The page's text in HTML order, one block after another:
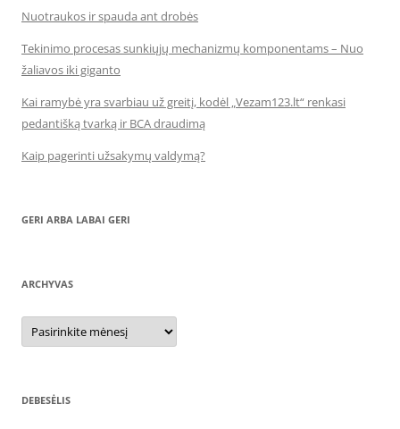
Nuotraukos ir spauda ant drobės
Tekinimo procesas sunkiųjų mechanizmų komponentams – Nuo
žaliavos iki giganto
Kai ramybė yra svarbiau už greitį, kodėl „Vezam123.lt“ renkasi
pedantišką tvarką ir BCA draudimą
Kaip pagerinti užsakymų valdymą?
GERI ARBA LABAI GERI
ARCHYVAS
Archyvas
DEBESĖLIS